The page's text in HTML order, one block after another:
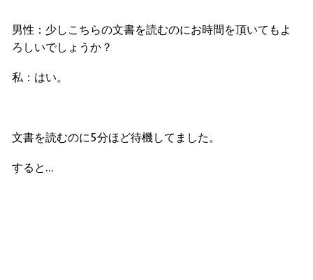
男性：少しこちらの文書を読むのにお時間を頂いてもよ
ろしいでしょうか？
私：はい。
文書を読むのに5分ほど待機してました。
すると…